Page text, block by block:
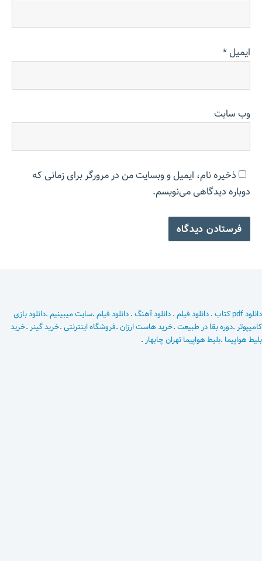
ایمیل*
وب‌ سایت
ذخیره نام، ایمیل و وبسایت من در مرورگر برای زمانی که
دوباره دیدگاهی می‌نویسم.
دانلود pdf کتاب .دانلود فیلم.دانلود آهنگ.دانلود فیلم.سایت میبینیم.دانلود بازی
کامیپوتر .دوره بقا در طبیعت.خرید هاست ارزان.فروشگاه اینترنتی.خرید گینر .خرید
بلیط هواپیما .بلیط هواپیما تهران چابهار .